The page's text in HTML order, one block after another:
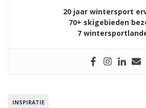
20 jaar wintersport
70+ skigebieden
7
INSPIRATIE